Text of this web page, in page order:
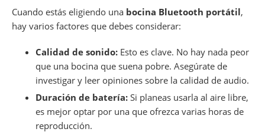
Cuando estás eligiendo una bocina Bluetooth portátil,
hay varios factores que debes considerar:
Calidad de sonido: Esto es clave. No hay nada peor
que una bocina que suena pobre. Asegúrate de
investigar y leer opiniones sobre la calidad de audio.
Duración de batería: Si planeas usarla al aire libre,
es mejor optar por una que ofrezca varias horas de
reproducción.